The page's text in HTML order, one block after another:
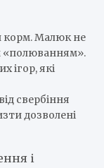
корм. Малюк не
«полюванням».
ігор, які
свербіння
дозволені
і